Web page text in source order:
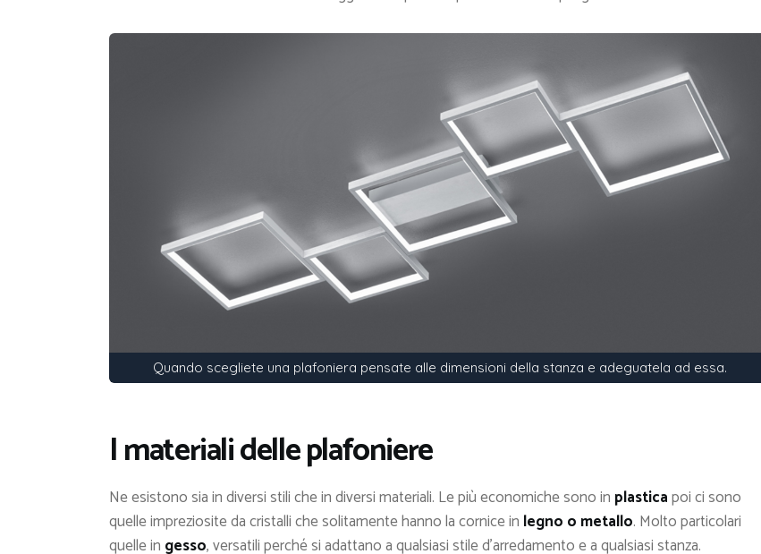
Quando scegliete una plafoniera pensate alle dimensioni della stanza e adeguatela ad essa.
I materiali delle plafoniere
Ne esistono sia in diversi stili che in diversi materiali. Le più economiche sono in plasticapoi ci sono
quelle impreziosite da cristalli che solitamente hanno la cornice in legno o metallo. Molto particolari
quelle in gesso, versatili perché si adattano a qualsiasi stile d’arredamento e a qualsiasi stanza.